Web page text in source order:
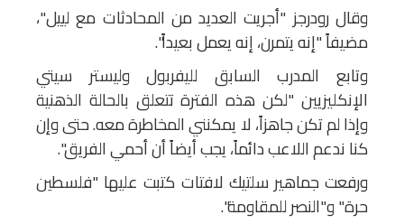
وقال رودرجز "أجريت العديد من المحادثات مع لييل"،
مضيفاً "إنه يتمرن، إنه يعمل بعيداً".
وتابع المدرب السابق لليفربول وليستر سيتي
الإنكليزيين "لكن هذه الفترة تتعلق بالحالة الذهنية
وإذا لم تكن جاهزاً، لا يمكنني المخاطرة معه. حتى وإن
كنا ندعم اللاعب دائماً، يجب أيضاً أن أحمي الفريق".
ورفعت جماهير سلتيك لافتات كتبت عليها "فلسطين
حرة" و"النصر للمقاومة".